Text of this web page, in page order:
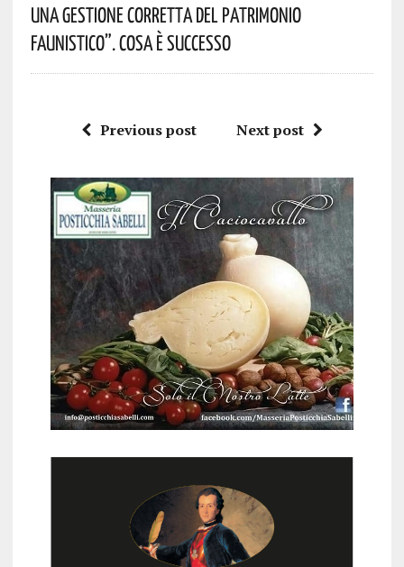
Una Gestione Corretta Del Patrimonio
Faunistico”. Cosa È Successo
Previous post Next post